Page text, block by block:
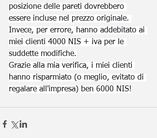
posizione delle pareti dovrebbero
essere incluse nel prezzo originale.
Invece, per errore, hanno addebitato ai
miei clienti 4000 NIS + iva per le
suddette modifiche.
Grazie alla mia verifica, i miei clienti
hanno risparmiato (o meglio, evitato di
regalare all'impresa) ben 6000 NIS!